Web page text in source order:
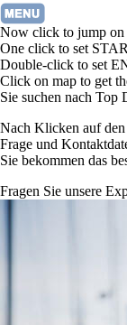
Now click to jump on
One click to set
Double-click to set
Click on map to get
Sie suchen nach Top
Nach Klicken auf
Frage und
Sie bekommen das
Fragen Sie unsere